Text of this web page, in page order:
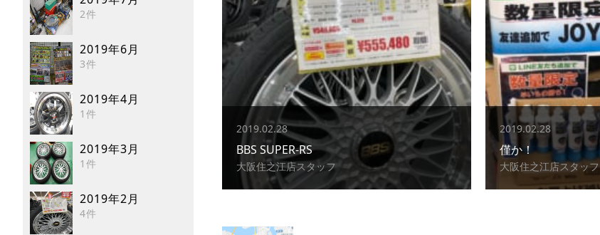
2件
2019年6月
3件
2019年4月
1件
2019年3月
1件
2019年2月
4件
2019.02.28
BBS SUPER-RS
大阪住之江店スタッフ
2019.02.28
僅か！
大阪住之江店スタッフ